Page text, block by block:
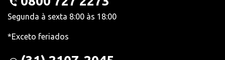
Segunda à sexta 8:00 às 18:00
*Exceto feriados